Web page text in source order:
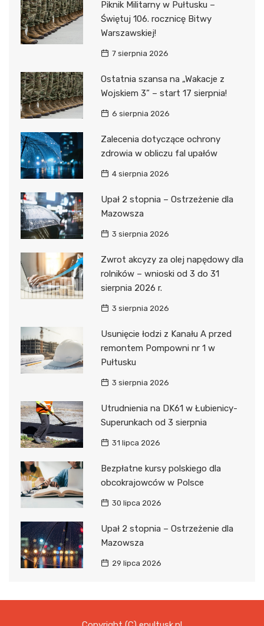
Piknik Militarny w Pułtusku –
Świętuj 106. rocznicę Bitwy
Warszawskiej!
7 sierpnia 2026
Ostatnia szansa na „Wakacje z
Wojskiem 3” – start 17 sierpnia!
6 sierpnia 2026
Zalecenia dotyczące ochrony
zdrowia w obliczu fal upałów
4 sierpnia 2026
Upał 2 stopnia – Ostrzeżenie dla
Mazowsza
3 sierpnia 2026
Zwrot akcyzy za olej napędowy dla
rolników – wnioski od 3 do 31
sierpnia 2026 r.
3 sierpnia 2026
Usunięcie łodzi z Kanału A przed
remontem Pompowni nr 1 w
Pułtusku
3 sierpnia 2026
Utrudnienia na DK61 w Łubienicy-
Superunkach od 3 sierpnia
31 lipca 2026
Bezpłatne kursy polskiego dla
obcokrajowców w Polsce
30 lipca 2026
Upał 2 stopnia – Ostrzeżenie dla
Mazowsza
29 lipca 2026